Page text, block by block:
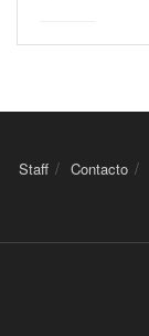
Staff Contacto